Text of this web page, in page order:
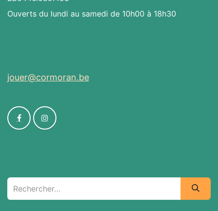
Ouverts du lundi au samedi de 10h00 à 18h30
jouer@cormoran.be